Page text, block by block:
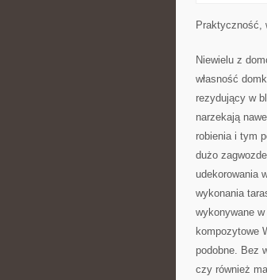
Praktyczność,
Niewielu z
własność
rezydujący w
narzekają
robienia i tym
dużo
udekorowania
wykonania
wykonywane
kompozytowe
podobne. Bez
czy również